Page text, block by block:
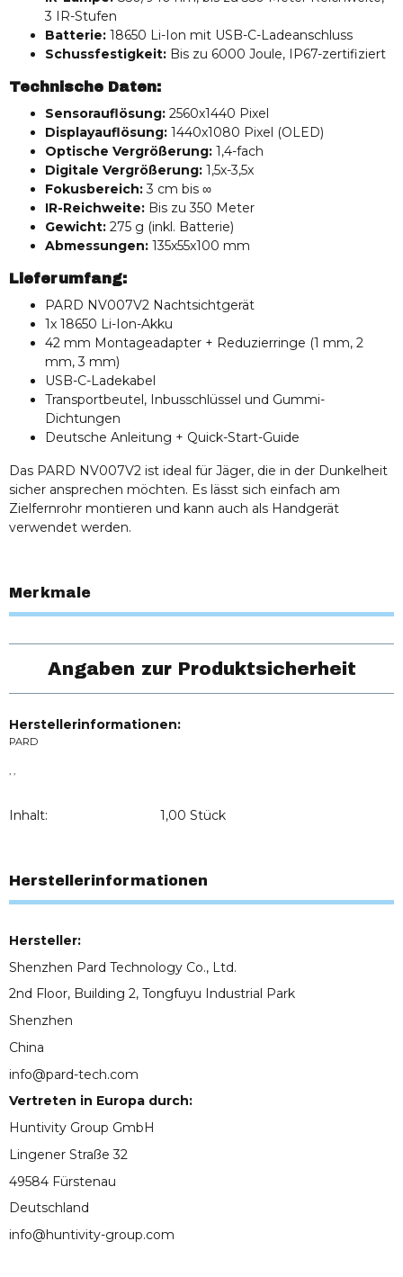
3 IR-Stufen
Batterie: 18650 Li-Ion mit USB-C-Ladeanschluss
Schussfestigkeit: Bis zu 6000 Joule, IP67-zertifiziert
Technische Daten:
Sensorauflösung: 2560x1440 Pixel
Displayauflösung: 1440x1080 Pixel (OLED)
Optische Vergrößerung: 1,4-fach
Digitale Vergrößerung: 1,5x-3,5x
Fokusbereich:3 cm bis ∞
IR-Reichweite: Bis zu 350 Meter
Gewicht: 275 g (inkl. Batterie)
Abmessungen: 135x55x100 mm
Lieferumfang:
PARD NV007V2 Nachtsichtgerät
1x 18650 Li-Ion-Akku
42 mm Montageadapter + Reduzierringe (1 mm, 2
mm, 3 mm)
USB-C-Ladekabel
Transportbeutel, Inbusschlüssel und Gummi-
Dichtungen
Deutsche Anleitung + Quick-Start-Guide
Das PARD NV007V2 ist ideal für Jäger, die in der Dunkelheit
sicher ansprechen möchten. Es lässt sich einfach am
Zielfernrohr montieren und kann auch als Handgerät
verwendet werden.
Merkmale
Angaben zur Produktsicherheit
Herstellerinformationen:
PARD
, ,
Inhalt: 1,00 Stück
Herstellerinformationen
Hersteller:
Shenzhen Pard Technology Co., Ltd.
2nd Floor, Building 2, Tongfuyu Industrial Park
Shenzhen
China
info@pard-tech.com
Vertreten in Europa durch:
Huntivity Group GmbH
Lingener Straße 32
49584 Fürstenau
Deutschland
info@huntivity-group.com